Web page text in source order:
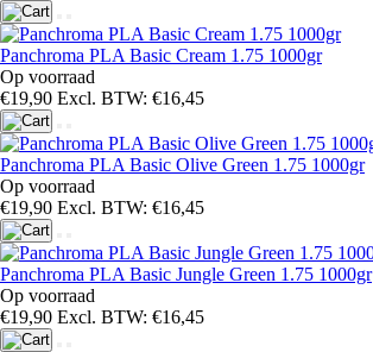
Panchroma PLA Basic Cream 1.75 1000gr
Op voorraad
€19,90 Excl. BTW: €16,45
Panchroma PLA Basic Olive Green 1.75 1000gr
Op voorraad
€19,90 Excl. BTW: €16,45
Panchroma PLA Basic Jungle Green 1.75 1000gr
Op voorraad
€19,90 Excl. BTW: €16,45